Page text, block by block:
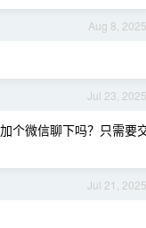
Aug 8, 2025
Jul 23, 2025
个微信聊下吗？只需要
Jul 21, 2025